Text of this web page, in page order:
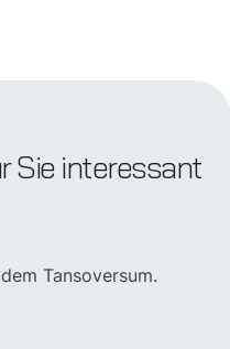
Sie interessant
Tansoversum.